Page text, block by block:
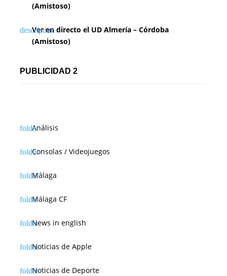
(Amistoso)
Ver en directo el UD Almería – Córdoba
(Amistoso)
PUBLICIDAD 2
Análisis
Consolas / Videojuegos
Málaga
Málaga CF
News in english
Noticias de Apple
Noticias de Deporte